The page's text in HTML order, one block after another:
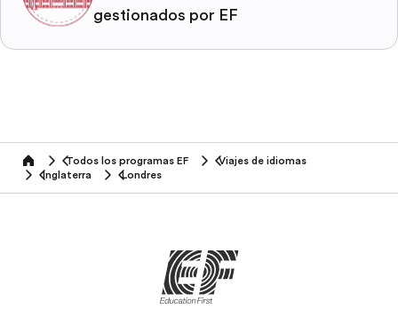
gestionados por EF
home Todos los programas EF
Viajes de idiomas
Inglaterra
Londres